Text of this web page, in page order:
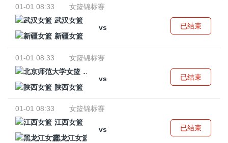
01-01 08:33
女篮锦标赛
武汉女篮
vs
新疆女篮
已结束
01-01 08:33
女篮锦标赛
北京师范大学女篮
vs
陕西女篮
已结束
01-01 08:33
女篮锦标赛
江西女篮
vs
黑龙江女篮
已结束